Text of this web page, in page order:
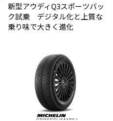
新型アウディQ3スポーツバッ
ク試乗 デジタル化と上質な
乗り味で大きく進化